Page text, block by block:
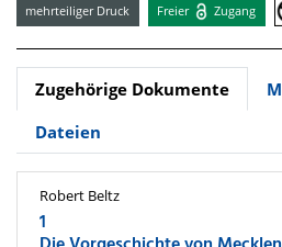
mehrteiliger Druck Freier Zugang
Zugehörige Dokumente
Dateien
Robert Beltz
1